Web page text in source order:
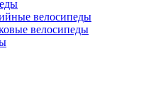
велосипеды
велосипеды